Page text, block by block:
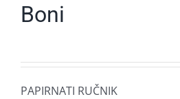
Boni
PAPIRNATI RUČNIK